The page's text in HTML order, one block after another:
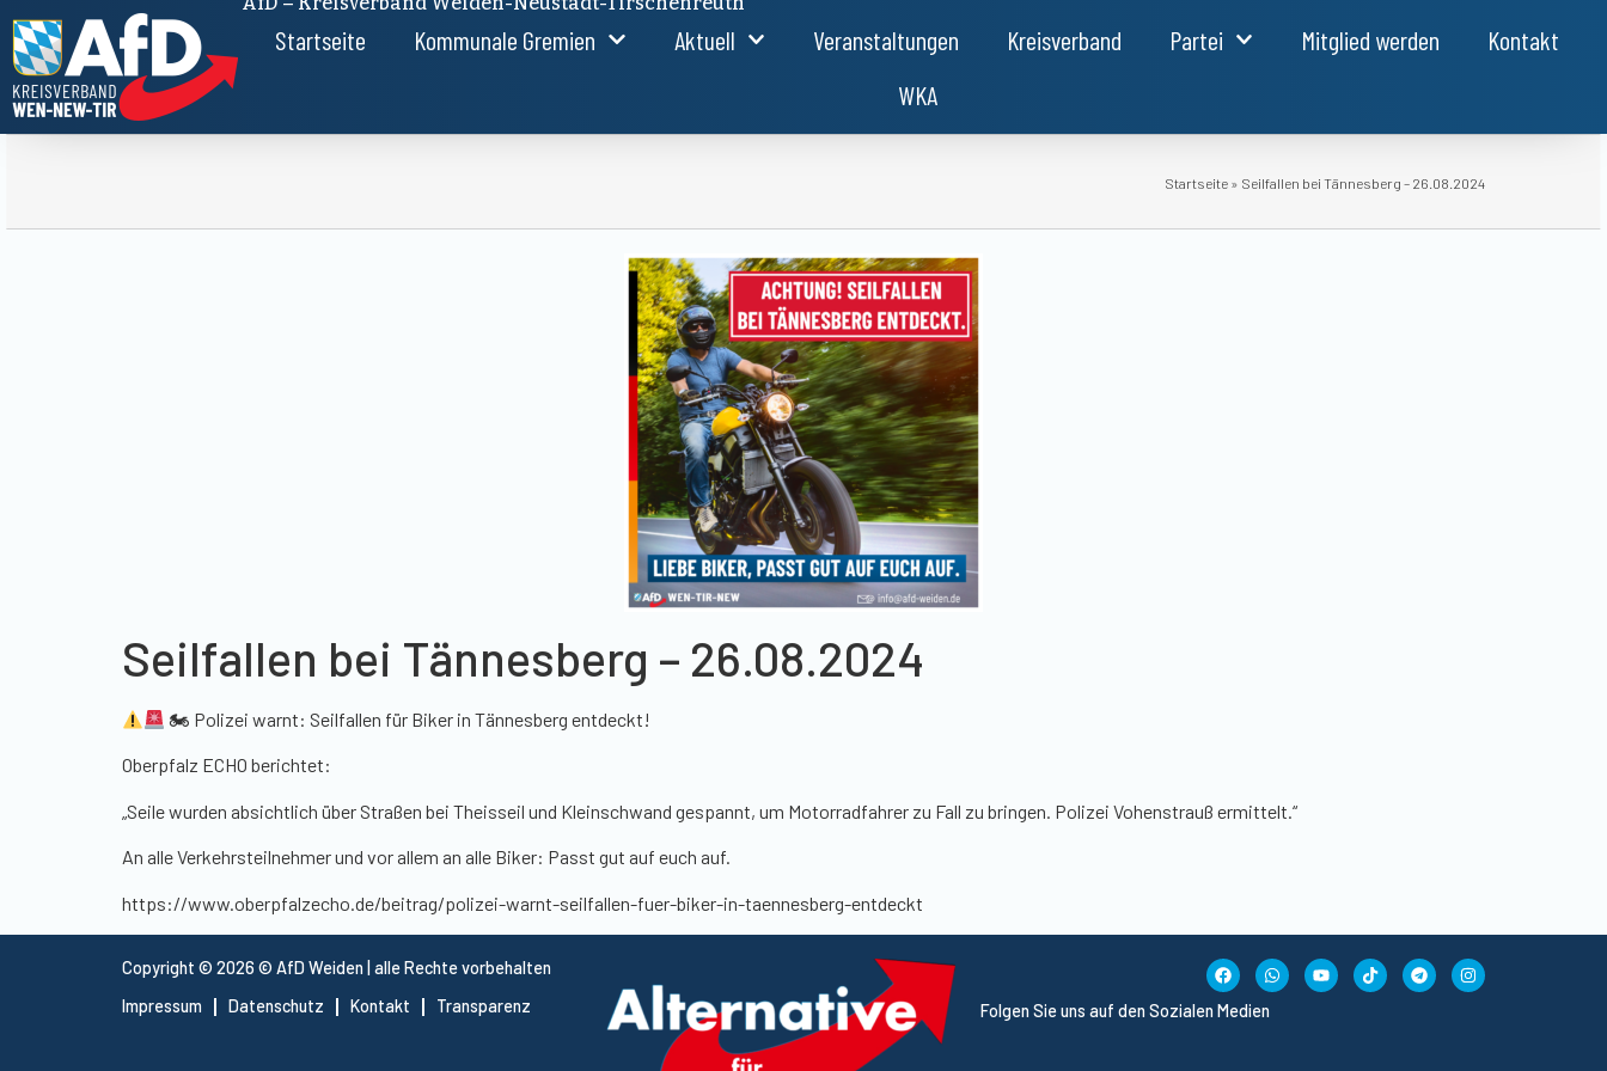
Startseite Kommunale Gremien Aktuell Veranstaltungen Kreisverband Partei Mitglied werden
Kontakt
WKA
Startseite » Seilfallen bei Tännesberg – 26.08.2024
Seilfallen bei Tännesberg – 26.08.2024
🏍 Polizei warnt: Seilfallen für Biker in Tännesberg entdeckt!
Oberpfalz ECHO berichtet:
„Seile wurden absichtlich über Straßen bei Theisseil und Kleinschwand gespannt, um Motorradfahrer zu Fall zu bringen. Polizei Vohenstrauß ermittelt.“
An alle Verkehrsteilnehmer und vor allem an alle Biker: Passt gut auf euch auf.
https://www.oberpfalzecho.de/beitrag/polizei-warnt-seilfallen-fuer-biker-in-taennesberg-entdeckt
Copyright © 2026 © AfD Weiden | alle Rechte vorbehalten
Impressum
Datenschutz Kontakt Transparenz Folgen Sie uns auf den Sozialen Medien